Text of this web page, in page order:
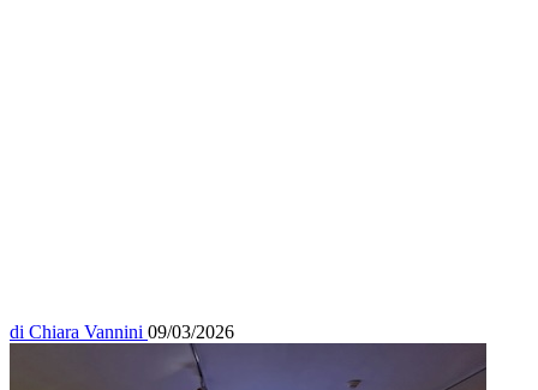
di Chiara Vannini 09/03/2026